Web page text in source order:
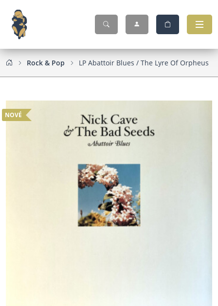
Rock & Pop LP Abattoir Blues / The Lyre Of Orpheus
NOVÉ